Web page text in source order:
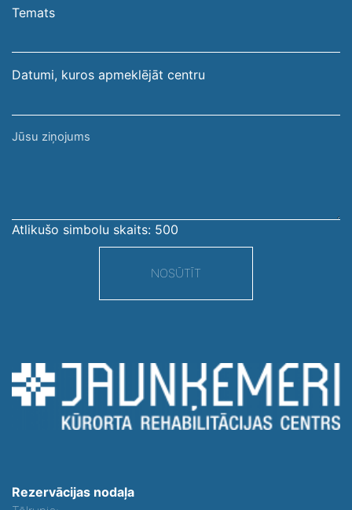
pasta
Temats
Datumi, kuros apmeklējāt centru
Jūsu
Atlikušo simbolu skaits: 500
NOSŪTĪT
Rezervācijas nodaļa